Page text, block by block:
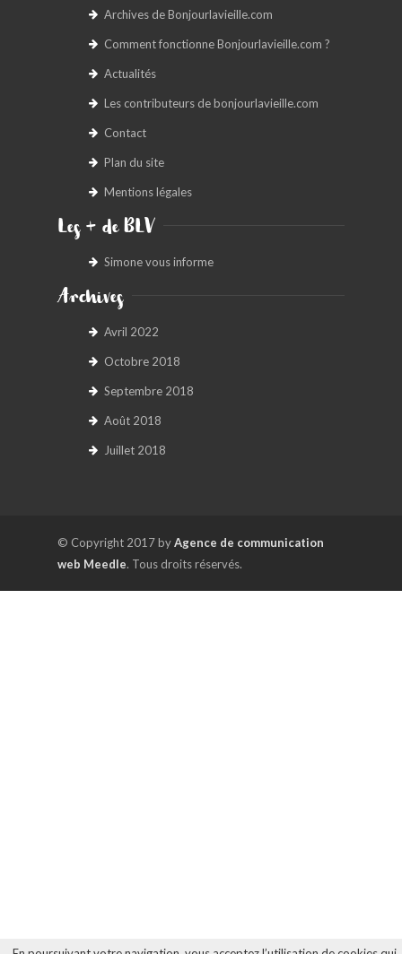
Archives de Bonjourlavieille.com
Comment fonctionne Bonjourlavieille.com ?
Actualités
Les contributeurs de bonjourlavieille.com
Contact
Plan du site
Mentions légales
Les + de BLV
Simone vous informe
Archives
Avril 2022
Octobre 2018
Septembre 2018
Août 2018
Juillet 2018
© Copyright 2017 byAgence de communication
web Meedle. Tous droits réservés.